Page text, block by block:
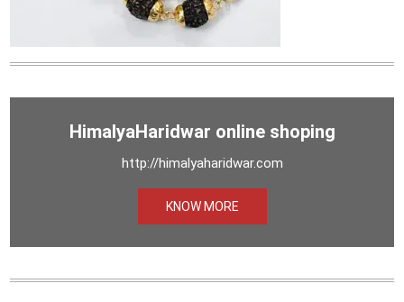
HimalyaHaridwar online shoping
http://himalyaharidwar.com
KNOW MORE